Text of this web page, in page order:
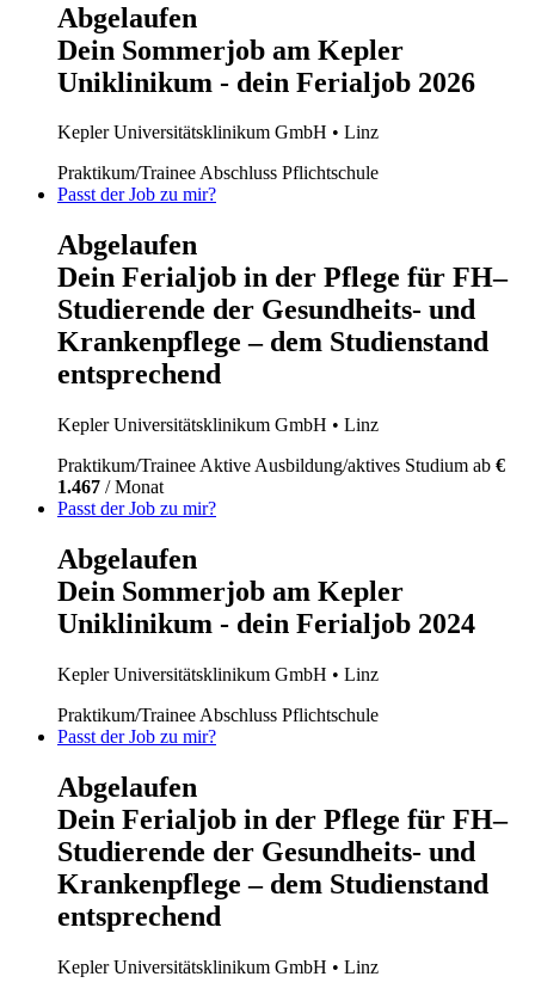
Abgelaufen
Dein Sommerjob am Kepler
Uniklinikum - dein Ferialjob 2026
Kepler Universitätsklinikum GmbH • Linz
Praktikum/TraineeAbschluss Pflichtschule
Passt der Job zu mir?
Abgelaufen
Dein Ferialjob in der Pflege für FH–
Studierende der Gesundheits- und
Krankenpflege – dem Studienstand
entsprechend
Kepler Universitätsklinikum GmbH • Linz
Praktikum/Trainee Aktive Ausbildung/aktives Studium ab €
1.467 / Monat
Passt der Job zu mir?
Abgelaufen
Dein Sommerjob am Kepler
Uniklinikum - dein Ferialjob 2024
Kepler Universitätsklinikum GmbH • Linz
Praktikum/Trainee Abschluss Pflichtschule
Passt der Job zu mir?
Abgelaufen
Dein Ferialjob in der Pflege für FH–
Studierende der Gesundheits- und
Krankenpflege – dem Studienstand
entsprechend
Kepler Universitätsklinikum GmbH • Linz